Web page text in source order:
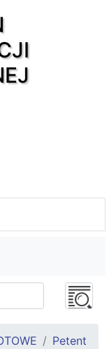
Petent